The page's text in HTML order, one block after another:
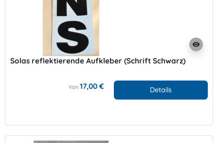
visibility
Solas reflektierende Aufkleber (Schrift Schwarz)
Von 17,00 € Details